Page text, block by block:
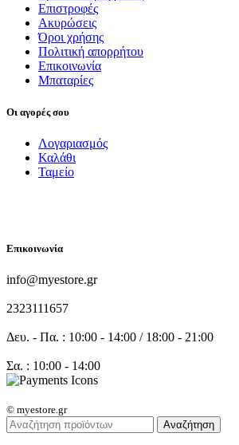
Επιστροφές
Ακυρώσεις
Όροι χρήσης
Πολιτική απορρήτου
Επικοινωνία
Μπαταρίες
Οι αγορές σου
Λογαριασμός
Καλάθι
Ταμείο
Επικοινωνία
info@myestore.gr
2323111657
Δευ. - Πα. : 10:00 - 14:00 / 18:00 - 21:00
Σα. : 10:00 - 14:00
© myestore.gr
Αναζήτηση